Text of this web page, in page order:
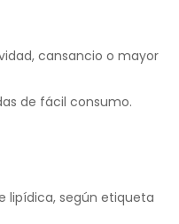
cansancio o mayor
de fácil consumo.
lipídica, según etiqueta